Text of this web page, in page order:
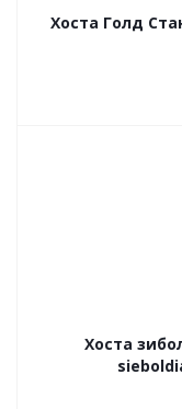
Хоста Голд
Хоста